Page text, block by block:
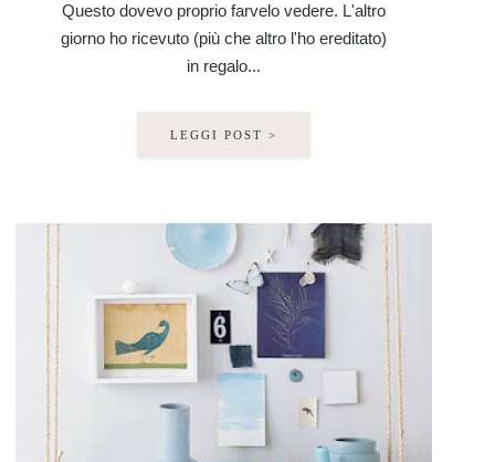
Questo dovevo proprio farvelo vedere. L'altro
giorno ho ricevuto (più che altro l'ho ereditato)
in regalo...
LEGGI POST >